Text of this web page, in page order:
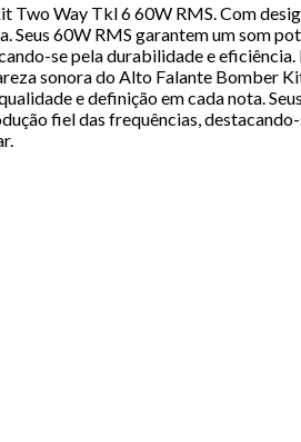
Way Tkl 6 60W RMS. Com
Seus 60W RMS garantem um
se pela durabilidade e
sonora do Alto Falante Bomber
e definição em cada nota.
fiel das frequências,